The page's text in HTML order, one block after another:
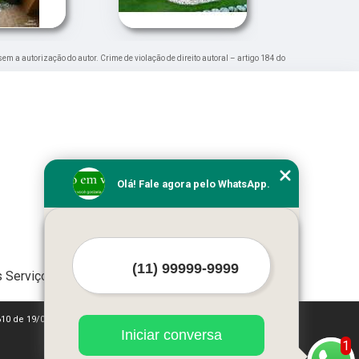
a autorização do autor. Crime de violação de direito autoral – artigo 184 do
de 19/02/1998)
1
Olá! Fale agora pelo WhatsApp.
Iniciar conversa